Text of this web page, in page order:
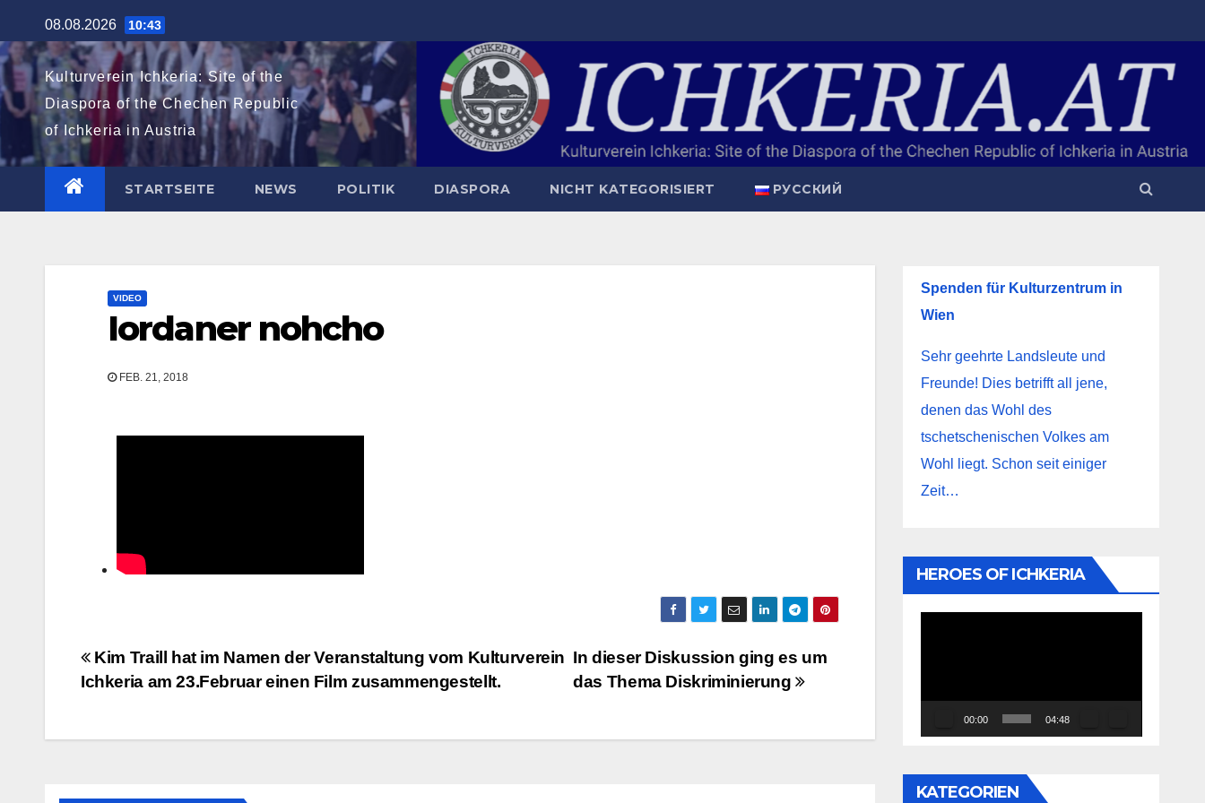
Inhalt
springen
08.08.2026 10:43
Kulturverein Ichkeria: Site of the
Diaspora of the Chechen Republic
of Ichkeria in Austria
STARTSEITE NEWS POLITIK DIASPORA NICHT KATEGORISIERT РУССКИЙ
VIDEO
Iordaner nohcho
FEB. 21, 2018
Beitragsnavigation
In dieser Diskussion ging es um
das Thema Diskriminierung
Kim Traill hat im Namen der Veranstaltung vom Kulturverein
Ichkeria am 23.Februar einen Film zusammengestellt.
Spenden für Kulturzentrum in
Wien
Sehr geehrte Landsleute und
Freunde! Dies betrifft all jene,
denen das Wohl des
tschetschenischen Volkes am
Wohl liegt. Schon seit einiger
Zeit…
HEROES OF ICHKERIA
00:00 04:48
KATEGORIEN